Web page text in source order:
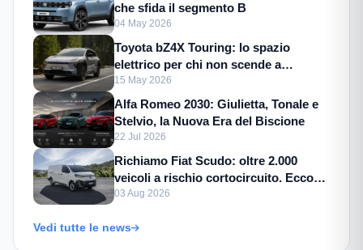
che sfida il segmento B
04 May 2026
Toyota bZ4X Touring: lo spazio
elettrico per chi non scende a
compromessi
15 May 2026
Alfa Romeo 2030: Giulietta, Tonale e
Stelvio, la Nuova Era del Biscione
22 Jul 2026
Richiamo Fiat Scudo: oltre 2.000
veicoli a rischio cortocircuito. Ecco
cosa fare
03 Aug 2026
Vedi tutte le news